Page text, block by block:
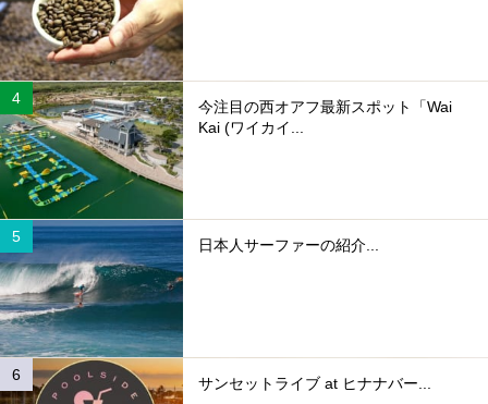
今注目の西オアフ最新スポット「Wai
Kai (ワイカイ...
日本人サーファーの紹介...
サンセットライブ at ヒナナバー...